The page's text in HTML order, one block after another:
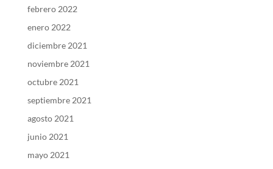
febrero 2022
enero 2022
diciembre 2021
noviembre 2021
octubre 2021
septiembre 2021
agosto 2021
junio 2021
mayo 2021